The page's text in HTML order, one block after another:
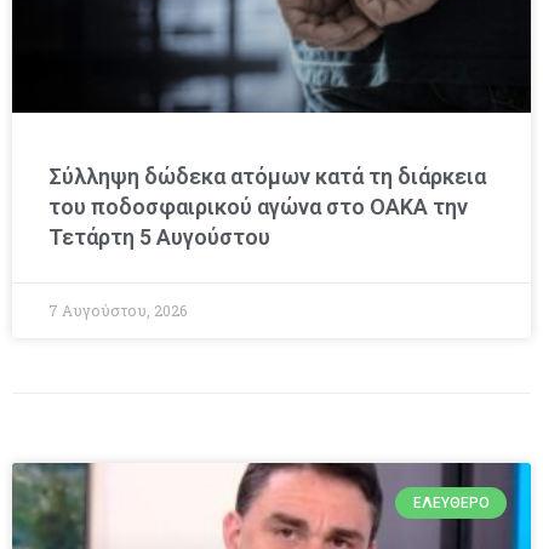
Σύλληψη δώδεκα ατόμων κατά τη διάρκεια
του ποδοσφαιρικού αγώνα στο ΟΑΚΑ την
Τετάρτη 5 Αυγούστου
7 Αυγούστου, 2026
ΕΛΕΎΘΕΡΟ